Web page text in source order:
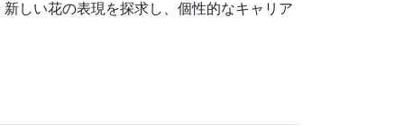
しい花の表現を探求し、個性的なキャリア